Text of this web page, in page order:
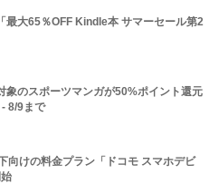
最大65％OFF Kindle本 サマーセール第2
象のスポーツマンガが50%ポイント還元
8/9まで
向けの料金プラン「ドコモ スマホデビ